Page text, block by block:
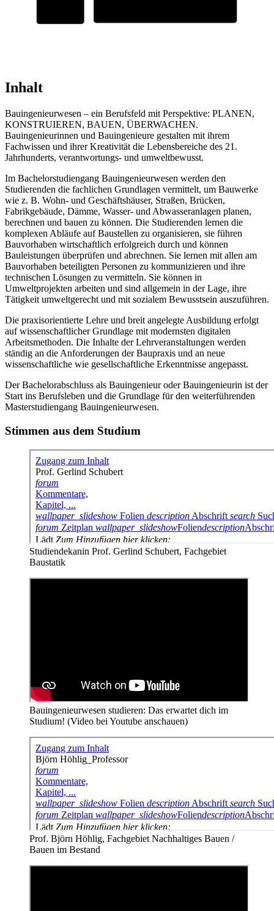
Inhalt
Bauingenieurwesen – ein Berufsfeld mit Perspektive: PLANEN,
KONSTRUIEREN, BAUEN, ÜBERWACHEN.
Bauingenieurinnen und Bauingenieure gestalten mit ihrem
Fachwissen und ihrer Kreativität die Lebensbereiche des 21.
Jahrhunderts, verantwortungs- und umweltbewusst.
Im Bachelorstudiengang Bauingenieurwesen werden den
Studierenden die fachlichen Grundlagen vermittelt, um Bauwerke
wie z. B. Wohn- und Geschäftshäuser, Straßen, Brücken,
Fabrikgebäude, Dämme, Wasser- und Abwasseranlagen planen,
berechnen und bauen zu können. Die Studierenden lernen die
komplexen Abläufe auf Baustellen zu organisieren, sie führen
Bauvorhaben wirtschaftlich erfolgreich durch und können
Bauleistungen überprüfen und abrechnen. Sie lernen mit allen am
Bauvorhaben beteiligten Personen zu kommunizieren und ihre
technischen Lösungen zu vermitteln. Sie können in
Umweltprojekten arbeiten und sind allgemein in der Lage, ihre
Tätigkeit umweltgerecht und mit sozialem Bewusstsein auszuführen.
Die praxisorientierte Lehre und breit angelegte Ausbildung erfolgt
auf wissenschaftlicher Grundlage mit modernsten digitalen
Arbeitsmethoden. Die Inhalte der Lehrveranstaltungen werden
ständig an die Anforderungen der Baupraxis und an neue
wissenschaftliche wie gesellschaftliche Erkenntnisse angepasst.
Der Bachelorabschluss als Bauingenieur oder Bauingenieurin ist der
Start ins Berufsleben und die Grundlage für den weiterführenden
Masterstudiengang Bauingenieurwesen.
Stimmen aus dem Studium
Studiendekanin Prof. Gerlind Schubert, Fachgebiet
Baustatik
Bauingenieurwesen studieren: Das erwartet dich im
Studium! (Video bei Youtube anschauen)
Prof. Björn Höhlig, Fachgebiet Nachhaltiges Bauen /
Bauen im Bestand